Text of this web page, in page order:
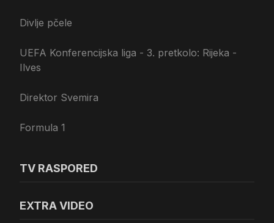
Divlje pčele
UEFA Konferencijska liga - 3. pretkolo: Rijeka -
Ilves
Direktor Svemira
Formula 1
TV RASPORED
EXTRA VIDEO